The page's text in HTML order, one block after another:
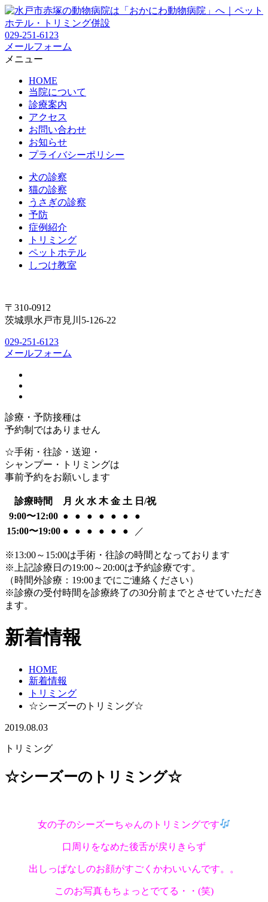
029-251-6123
メールフォーム
メニュー
HOME
当院について
診療案内
アクセス
お問い合わせ
お知らせ
プライバシーポリシー
犬の診察
猫の診察
うさぎの診察
予防
症例紹介
トリミング
ペットホテル
しつけ教室
〒310-0912
茨城県水戸市見川5-126-22
029-251-6123
メールフォーム
診療・予防接種は
予約制ではありません
☆手術・往診・送迎・
シャンプー・トリミングは
事前予約をお願いします
診療時間 月 火 水 木 金 土 日/祝
9:00〜12:00 ● ● ● ● ● ●
●
15:00〜19:00 ● ● ● ● ● ● ／
※13:00～15:00は手術・往診の時間となっております
※上記診療日の19:00～20:00は予約診療です。
（時間外診療：19:00までにご連絡ください）
※診療の受付時間を診療終了の30分前までとさせていただき
ます。
新着情報
HOME
新着情報
トリミング
☆シーズーのトリミング☆
2019.08.03
トリミング
☆シーズーのトリミング☆
女の子のシーズーちゃんのトリミングです
口周りをなめた後舌が戻りきらず
出しっぱなしのお顔がすごくかわいいんです。。
このお写真もちょっとでてる・・(笑)